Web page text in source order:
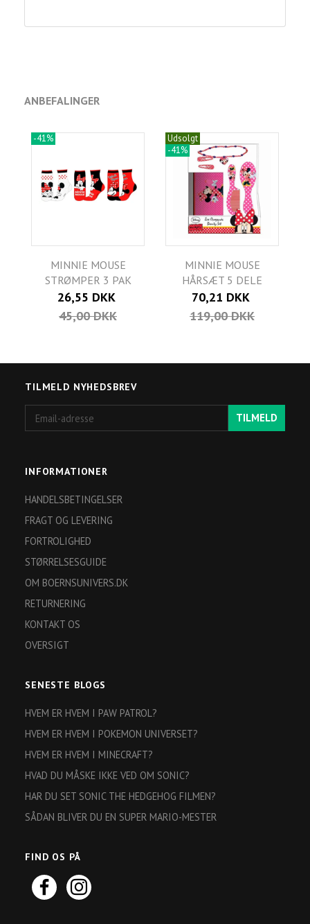
ANBEFALINGER
-41%
MINNIE MOUSE
STRØMPER 3 PAK
26,55 DKK
45,00 DKK
Udsolgt
-41%
MINNIE MOUSE
HÅRSÆT 5 DELE
70,21 DKK
119,00 DKK
TILMELD NYHEDSBREV
adresse
TILMELD
INFORMATIONER
HANDELSBETINGELSER
FRAGT OG LEVERING
FORTROLIGHED
STØRRELSESGUIDE
OM BOERNSUNIVERS.DK
RETURNERING
KONTAKT OS
OVERSIGT
SENESTE BLOGS
HVEM ER HVEM I PAW PATROL?
HVEM ER HVEM I POKEMON UNIVERSET?
HVEM ER HVEM I MINECRAFT?
HVAD DU MÅSKE IKKE VED OM SONIC?
HAR DU SET SONIC THE HEDGEHOG FILMEN?
SÅDAN BLIVER DU EN SUPER MARIO-MESTER
FIND OS PÅ